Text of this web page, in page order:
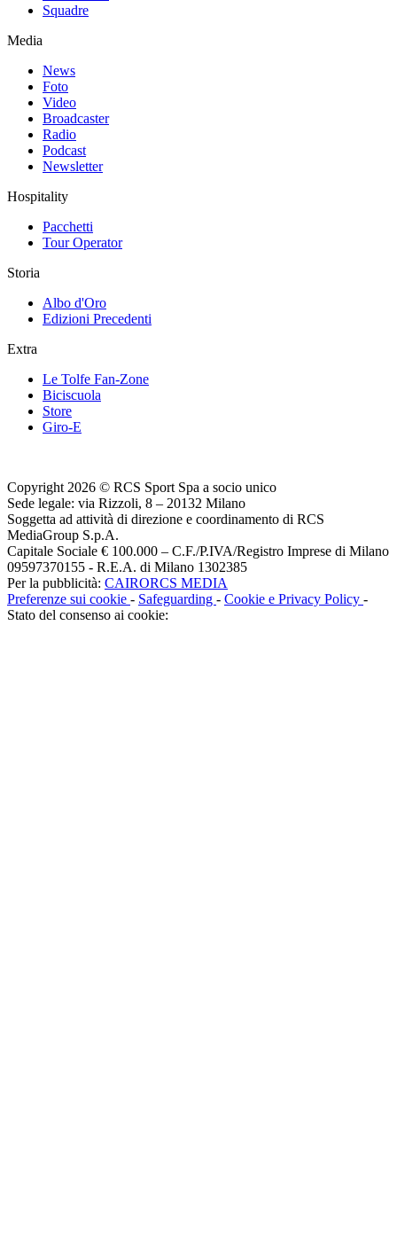
Squadre
Media
News
Foto
Video
Broadcaster
Radio
Podcast
Newsletter
Hospitality
Pacchetti
Tour Operator
Storia
Albo d'Oro
Edizioni Precedenti
Extra
Le Tolfe Fan-Zone
Biciscuola
Store
Giro-E
Copyright 2026 © RCS Sport Spa a socio unico
Sede legale: via Rizzoli, 8 – 20132 Milano
Soggetta ad attività di direzione e coordinamento di RCS
MediaGroup S.p.A.
Capitale Sociale € 100.000 – C.F./P.IVA/Registro Imprese di Milano
09597370155 - R.E.A. di Milano 1302385
Per la pubblicità: CAIRORCS MEDIA
Preferenze sui cookie - Safeguarding - Cookie e Privacy Policy -
Stato del consenso ai cookie: